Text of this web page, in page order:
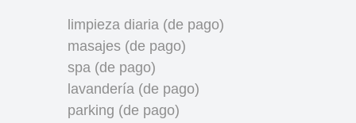
limpieza diaria (de pago)
masajes (de pago)
spa (de pago)
lavandería (de pago)
parking (de pago)